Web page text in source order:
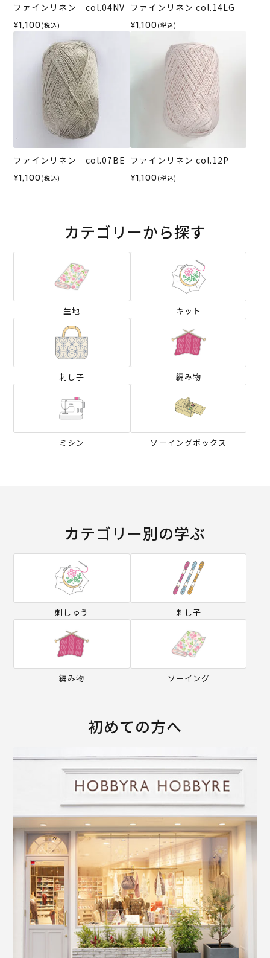
ファインリネン col.04NV
¥1,100 (税込)
ファインリネン col.14LG
¥1,100 (税込)
ファインリネン col.07BE
¥1,100 (税込)
ファインリネン col.12P
¥1,100 (税込)
カテゴリーから探す
生地 キット
刺し子 編み物
ミシン ソーイングボックス
カテゴリー別の学ぶ
刺しゅう 刺し子
編み物 ソーイング
初めての方へ